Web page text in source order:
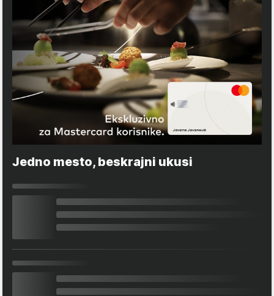
Jedno mesto, beskrajni ukusi